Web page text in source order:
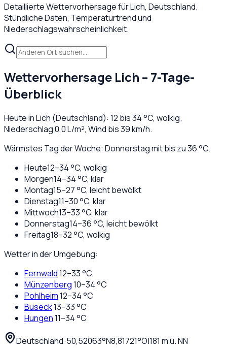
Detaillierte Wettervorhersage fürLich, Deutschland.
Stündliche Daten, Temperaturtrend und
Niederschlagswahrscheinlichkeit.
Wettervorhersage Lich – 7-Tage-
Überblick
Heute inLich (Deutschland): 12 bis34°C, wolkig.
Niederschlag0,0L/m², Wind bis39km/h.
Wärmstes Tag der Woche: Donnerstag mit bis zu 36 °C.
Heute12–34°C, wolkig
Morgen14–34°C, klar
Montag15–27°C, leicht bewölkt
Dienstag11–30°C, klar
Mittwoch13–33°C, klar
Donnerstag14–36°C, leicht bewölkt
Freitag18–32°C, wolkig
Wetter in der Umgebung:
Fernwald12–33°C
Münzenberg10–34°C
Pohlheim12–34°C
Buseck13–33°C
Hungen11–34°C
Deutschland··50,52063°N8,81721°O|181 m ü. NN